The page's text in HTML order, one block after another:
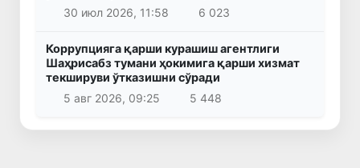
30 июл 2026, 11:58
6 023
Коррупцияга қарши курашиш агентлиги
Шаҳрисабз тумани ҳокимига қарши хизмат
текшируви ўтказишни сўради
5 авг 2026, 09:25
5 448